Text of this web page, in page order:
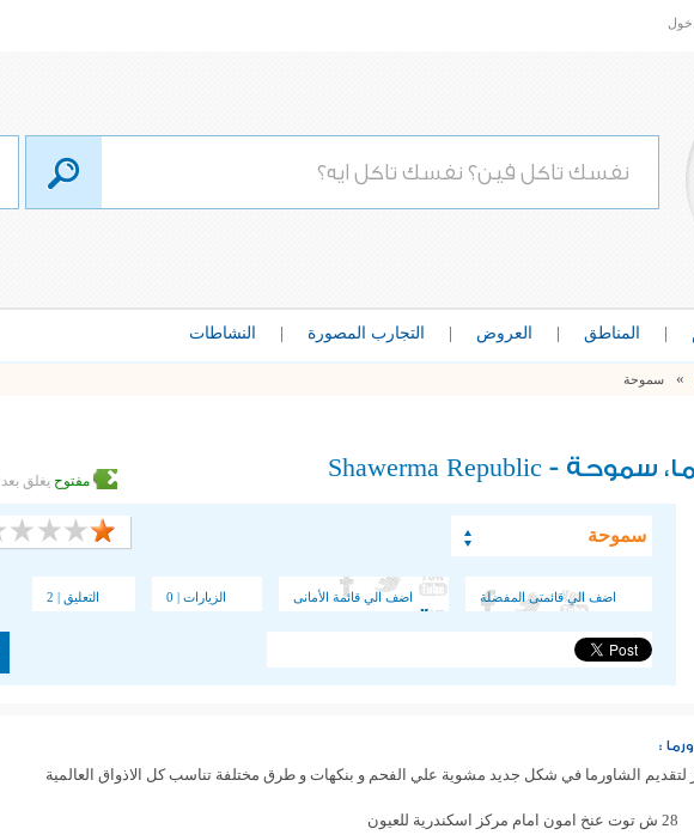
المناطق العروض التجارب المصورة النشاطات
» سموحة
سموحة - Shawerma Republic
سموحة
اضف الي قائمتى المفضلة اضف الي قائمة الأمانى الزيارات | 0 التعليق | 2
مفتوح يغلق بعد 7 ساعات
:
الشاورما في شكل جديد مشوية علي الفحم و بنكهات و طرق مختلفة تناسب كل الاذواق العالمية
28 ش توت عنخ امون امام مركز اسكندرية للعيون